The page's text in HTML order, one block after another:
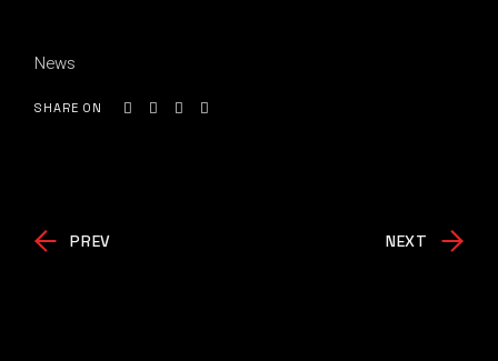
News
SHARE ON
PREV NEXT